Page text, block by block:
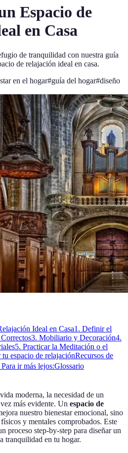
Espacio de
en Casa
de tranquilidad con nuestra guía
de relajación ideal en casa.
en el hogar#guía del hogar#diseño
Ideal en Casa1. Definir el
3. Mobiliario y Decoración4.
5. Practicar la Meditación o el
espacio de relajaciónRecursos de
ir más lejos:Glossario
moderna, la necesidad de un
más evidente. Un espacio de
nuestro bienestar emocional, sino
y mentales comprobados. Este
proceso step-by-step para diseñar un
tranquilidad en tu hogar.